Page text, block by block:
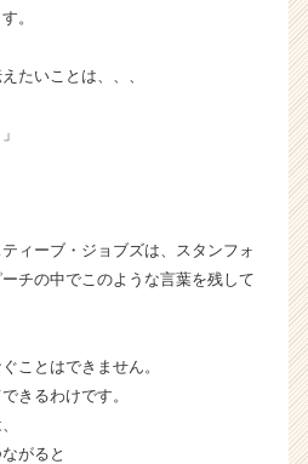
。
たいことは、、、
ィーブ・ジョブズは、スタンフォ
チの中でこのような言葉を残して
ことはできません。
きるわけです。
がると